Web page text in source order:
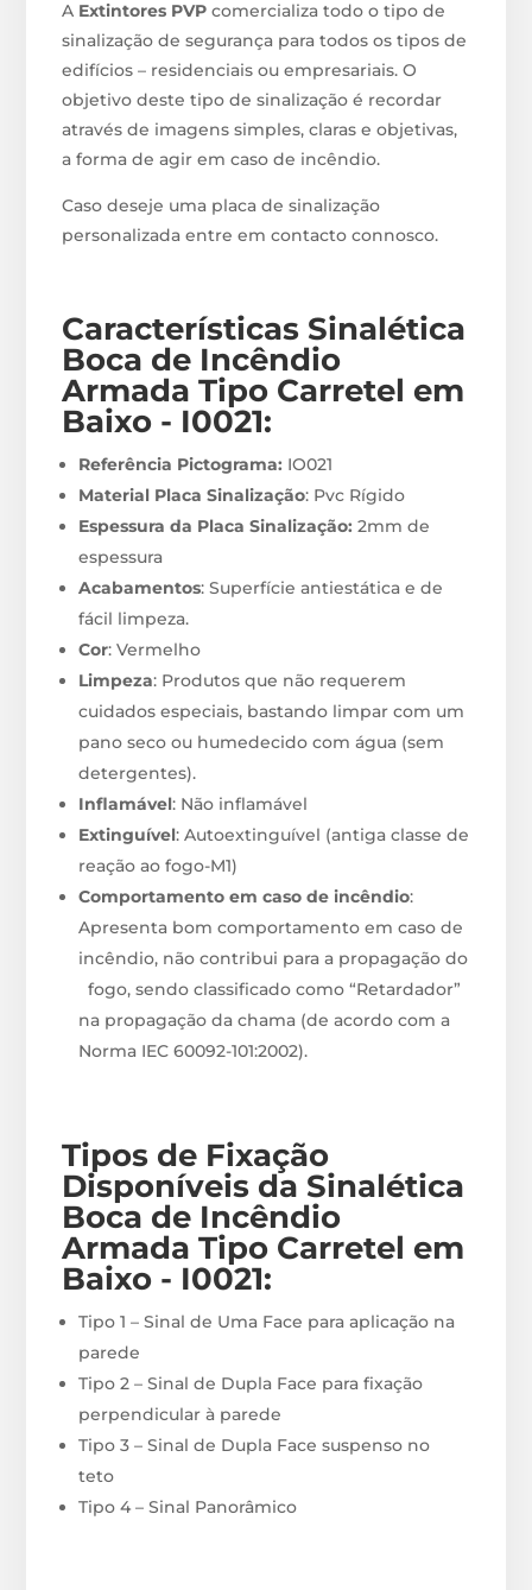
A Extintores PVP comercializa todo o tipo de
sinalização de segurança para todos os tipos de
edifícios – residenciais ou empresariais. O
objetivo deste tipo de sinalização é recordar
através de imagens simples, claras e objetivas,
a forma de agir em caso de incêndio.
Caso deseje uma placa de sinalização
personalizada entre em contacto connosco.
Características Sinalética
Boca de Incêndio
Armada Tipo Carretel em
Baixo - I0021:
Referência Pictograma: IO021
Material Placa Sinalização: Pvc Rígido
Espessura da Placa Sinalização: 2mm de
espessura
Acabamentos: Superfície antiestática e de
fácil limpeza.
Cor: Vermelho
Limpeza: Produtos que não requerem
cuidados especiais, bastando limpar com um
pano seco ou humedecido com água (sem
detergentes).
Inflamável: Não inflamável
Extinguível: Autoextinguível (antiga classe de
reação ao fogo-M1)
Comportamento em caso de incêndio:
Apresenta bom comportamento em caso de
incêndio, não contribui para a propagação do
fogo, sendo classificado como “Retardador”
na propagação da chama (de acordo com a
Norma IEC 60092-101:2002).
Tipos de Fixação
Disponíveis da Sinalética
Boca de Incêndio
Armada Tipo Carretel em
Baixo - I0021:
Tipo 1 – Sinal de Uma Face para aplicação na
parede
Tipo 2 – Sinal de Dupla Face para fixação
perpendicular à parede
Tipo 3 – Sinal de Dupla Face suspenso no
teto
Tipo 4 – Sinal Panorâmico